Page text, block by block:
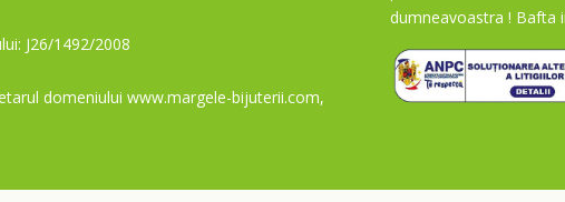
J26/1492/2008
domeniului www.margele-bijuterii.com,
dumneavoastra ! Bafta